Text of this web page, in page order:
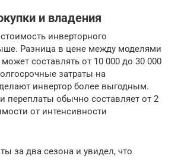
и владения
инверторного
Разница в цене между моделями
составлять от 10 000 до 30 000
затраты на
инвертор более выгодным.
переплаты обычно составляет от 2
от интенсивности
за два сезона и увидел, что